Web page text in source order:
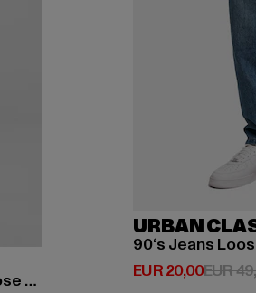
Urban Classics Distressed 90‘s Loose Fit Jeans
URBAN
90‘s Jeans
EUR 20,00
Huidige prijs: EUR
EUR